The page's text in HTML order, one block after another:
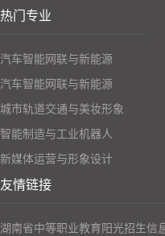
热门专业
汽车智能网联与新能源
汽车智能网联与新能源
城市轨道交通与美妆形象
智能制造与工业机器人
新媒体运营与形象设计
友情链接
湖南省中等职业教育阳光招生信